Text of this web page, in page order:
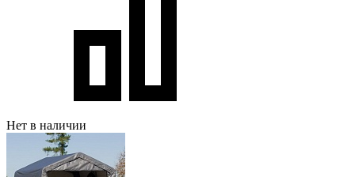
Нет в наличии